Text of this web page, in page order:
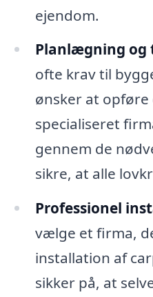
ejendom.
Planlægning og
ofte krav til
ønsker at
specialiseret
gennem de
sikre, at alle
Professionel
vælge et firma,
installation af
sikker på, at